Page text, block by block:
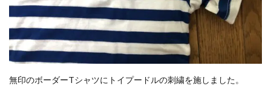
無印のボーダーTシャツにトイプードルの刺繍を施しました。